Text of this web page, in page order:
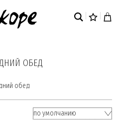
ОБЕД
обед